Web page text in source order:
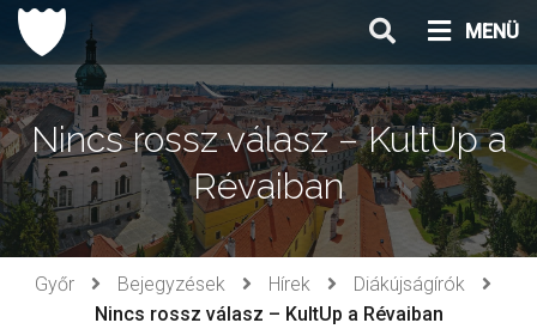
Ugrás
tartalomhoz
MENÜ
Nincs rossz válasz – KultUp a
Révaiban
Győr Bejegyzések Hírek
Diákújságírók
Nincs rossz válasz – KultUp a Révaiban